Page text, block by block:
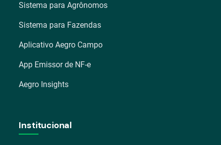
Sistema para Agrônomos
Sistema para Fazendas
Aplicativo Aegro Campo
App Emissor de NF-e
Aegro Insights
Institucional